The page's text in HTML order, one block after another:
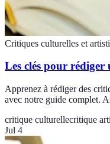
Critiques culturelles et
Les clés pour rédiger
Apprenez à rédiger des
avec notre guide complet.
critique culturellecritique
Jul 4